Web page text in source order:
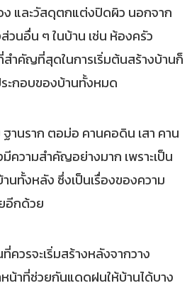
ง และวัสดุตกแต่งปิดผิว นอกจาก
วนอื่น ๆ ในบ้าน เช่น ห้องครัว
ำคัญที่สุดในการเริ่มต้นสร้างบ้านก็
ะกอบของบ้านทั้งหมด
ฐานราก ตอม่อ คานคอดิน เสา คาน
ความสำคัญอย่างมาก เพราะเป็น
นทั้งหลัง ซึ่งเป็นเรื่องของความ
อีกด้วย
วรจะเริ่มสร้างหลังจากวาง
หน้าที่ช่วยกันแดดฝนให้บ้านได้บาง